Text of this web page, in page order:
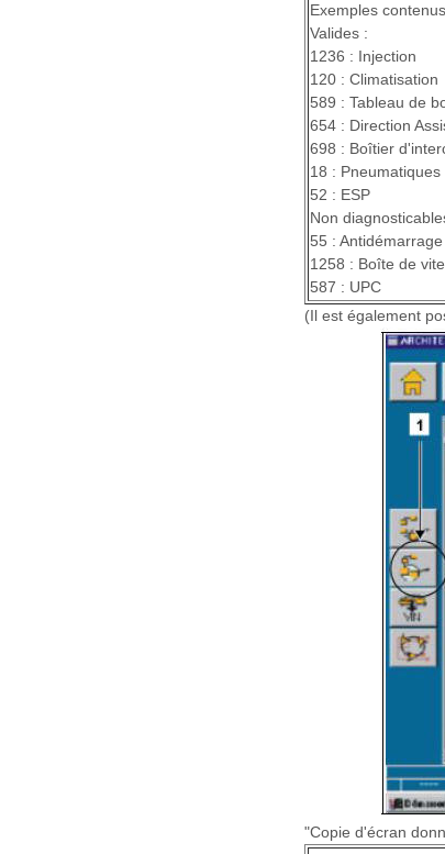
Exemples
Valides :
1236 : Injection
120 : Climatisation
589 : Tableau de
654 : Direction
698 : Boîtier
18 : Pneumatiques
52 : ESP
Non
55 : Antidémarrage
1258 : Boîte de
587 : UPC
(Il est également
"Copie d'écran